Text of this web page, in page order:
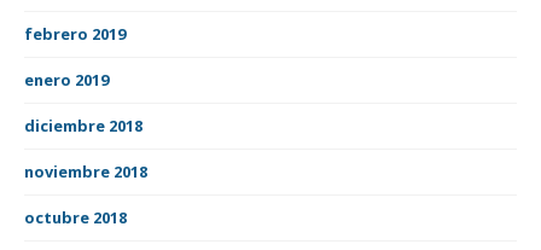
febrero 2019
enero 2019
diciembre 2018
noviembre 2018
octubre 2018